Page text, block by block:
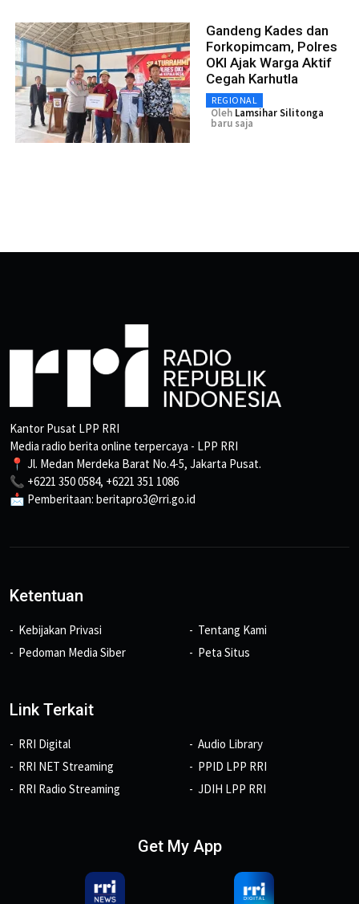
Gandeng Kades dan
Forkopimcam, Polres
OKI Ajak Warga Aktif
Cegah Karhutla
REGIONAL
Oleh Lamsihar Silitonga
baru saja
Kantor Pusat LPP RRI
Media radio berita online terpercaya - LPP RRI
📍 Jl. Medan Merdeka Barat No.4-5, Jakarta Pusat.
📞 +6221 350 0584, +6221 351 1086
📩 Pemberitaan: beritapro3@rri.go.id
Ketentuan
Kebijakan Privasi
Pedoman Media Siber
Tentang Kami
Peta Situs
Link Terkait
RRI Digital
RRI NET Streaming
RRI Radio Streaming
Audio Library
PPID LPP RRI
JDIH LPP RRI
Get My App